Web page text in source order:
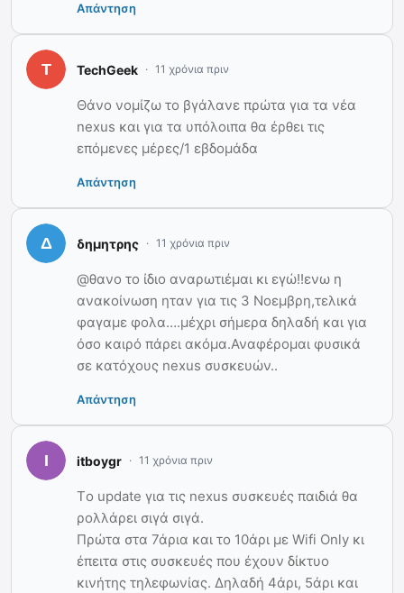
Απάντηση
TechGeek 11 χρόνια πριν
Θάνο νομίζω το βγάλανε πρώτα για τα νέα
nexus και για τα υπόλοιπα θα έρθει τις
επόμενες μέρες/1 εβδομάδα
Απάντηση
δημητρης 11 χρόνια πριν
@θανο το ίδιο αναρωτιέμαι κι εγώ!!ενω η
ανακοίνωση ηταν για τις 3 Νοεμβρη,τελικά
φαγαμε φολα….μέχρι σήμερα δηλαδή και για
όσο καιρό πάρει ακόμα.Αναφέρομαι φυσικά
σε κατόχους nexus συσκευών..
Απάντηση
itboygr 11 χρόνια πριν
Tο update για τις nexus συσκευές παιδιά θα
ρολλάρει σιγά σιγά.
Πρώτα στα 7άρια και το 10άρι με Wifi Only κι
έπειτα στις συσκευές που έχουν δίκτυο
κινήτης τηλεφωνίας. Δηλαδή 4άρι, 5άρι και